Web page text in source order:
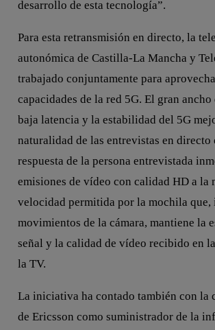
desarrollo de esta tecnología”.
Para esta retransmisión en directo, la
autonómica de Castilla-La Mancha y
trabajado conjuntamente para
capacidades de la red 5G. El gran ancho
baja latencia y la estabilidad del 5G
naturalidad de las entrevistas en directo
respuesta de la persona entrevistada
emisiones de vídeo con calidad HD a la
velocidad permitida por la mochila que,
movimientos de la cámara, mantiene la
señal y la calidad de vídeo recibido en
la TV.
La iniciativa ha contado también con la
de Ericsson como suministrador de la